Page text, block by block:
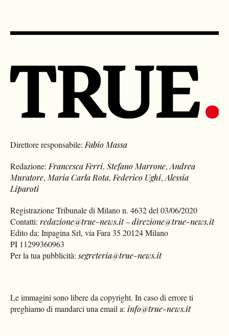
Direttore responsabile: Fabio Massa
Redazione: Francesca Ferri,Stefano Marrone,Andrea
Muratore, Maria Carla Rota, Federico Ughi,Alessia
Liparoti
Registrazione Tribunale di Milano n. 4632 del 03/06/2020
Contatti:redazione@true-news.it–direzione@true-news.it
Edito da: Inpagina Srl, via Fara 35 20124 Milano
PI 11299360963
Per la tua pubblicità:segreteria@true-news.it
Le immagini sono libere da copyright. In caso di errore ti
preghiamo di mandarci una email a: info@true-news.it